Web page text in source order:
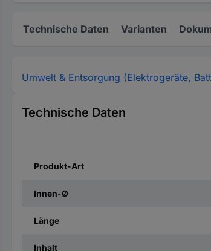
Technische Daten Varianten
Umwelt & Entsorgung (Elektrogeräte,
Technische Daten
Produkt-Art
Innen-Ø
Länge
Inhalt